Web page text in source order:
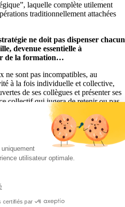
utilisateur optimale.
certifiés par
laquelle complète utilement
traditionnellement attachées
ne doit pas dispenser chacun
devenue essentielle à
de la formation
ne sont pas incompatibles, au
à la fois individuelle et collective,
de ses collègues et présenter ses
collectif qui jugera de retenir ou pas
revenir aux outils, comme le
estimer la part que l’IA est amenée
via les agents IA. On peut se
de recherche, qui ont été tellement
comptés alors que les portails IA
etc.) sont en train de s’imposer
de la formation